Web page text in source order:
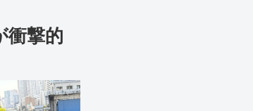
衝撃的